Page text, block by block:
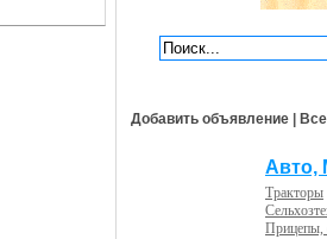
Добавить объявление |
Авто,
Тракторы
Прицепы,